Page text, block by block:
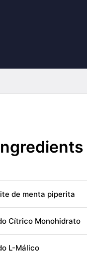
de menta piperita
Cítrico Monohidrato
L-Málico